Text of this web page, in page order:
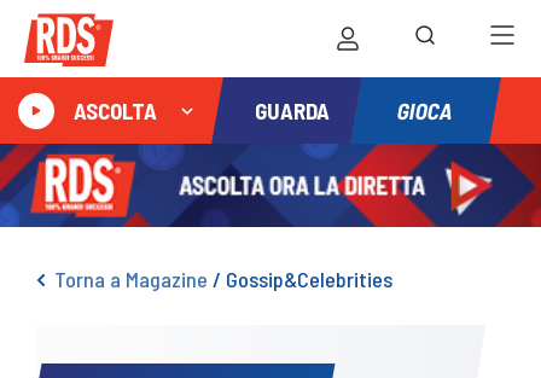
ASCOLTA GUARDA GIOCA
Torna a Magazine / Gossip&Celebrities